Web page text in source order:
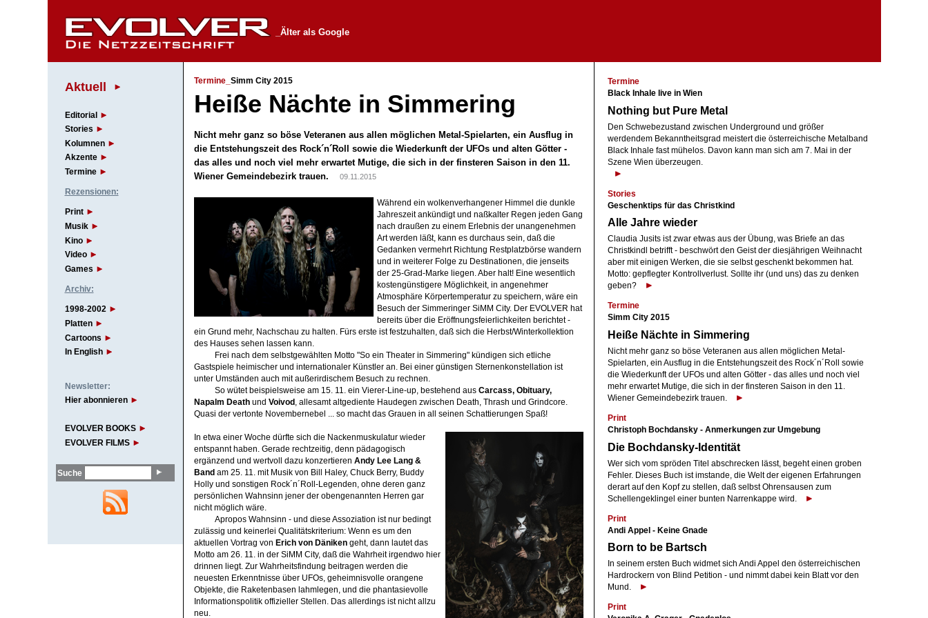
_Älter als Google
Aktuell
Editorial
Stories
Kolumnen
Akzente
Termine
Rezensionen:
Print
Musik
Kino
Video
Games
Archiv:
1998-2002
Platten
Cartoons
In English
Newsletter:
Hier abonnieren
EVOLVER BOOKS
EVOLVER FILMS
Suche
Termine_ Simm City 2015
Heiße Nächte in Simmering
Nicht mehr ganz so böse Veteranen aus allen möglichen Metal-Spielarten, ein Ausflug in
die Entstehungszeit des Rock´n´Roll sowie die Wiederkunft der UFOs und alten Götter -
das alles und noch viel mehr erwartet Mutige, die sich in der finsteren Saison in den 11.
Wiener Gemeindebezirk trauen.
09.11.2015
Während ein wolkenverhangener Himmel die dunkle
Jahreszeit ankündigt und naßkalter Regen jeden Gang
nach draußen zu einem Erlebnis der unangenehmen
Art werden läßt, kann es durchaus sein, daß die
Gedanken vermehrt Richtung Restplatzbörse wandern
und in weiterer Folge zu Destinationen, die jenseits
der 25-Grad-Marke liegen. Aber halt! Eine wesentlich
kostengünstigere Möglichkeit, in angenehmer
Atmosphäre Körpertemperatur zu speichern, wäre ein
Besuch der Simmeringer SiMM City. Der EVOLVER hat
bereits über die Eröffnungsfeierlichkeiten berichtet -
ein Grund mehr, Nachschau zu halten. Fürs erste ist festzuhalten, daß sich die Herbst/Winterkollektion
des Hauses sehen lassen kann.
Frei nach dem selbstgewählten Motto "So ein Theater in Simmering" kündigen sich etliche
Gastspiele heimischer und internationaler Künstler an. Bei einer günstigen Sternenkonstellation ist
unter Umständen auch mit außerirdischem Besuch zu rechnen.
So wütet beispielsweise am 15. 11. ein Vierer-Line-up, bestehend aus Carcass, Obituary,
Napalm Deathund Voivod
, allesamt altgediente Haudegen zwischen Death, Thrash und Grindcore.
Quasi der vertonte Novembernebel ... so macht das Grauen in all seinen Schattierungen Spaß!
In etwa einer Woche dürfte sich die Nackenmuskulatur wieder
entspannt haben. Gerade rechtzeitig, denn pädagogisch
ergänzend und wertvoll dazu konzertieren Andy Lee Lang &
Band am 25. 11. mit Musik von Bill Haley, Chuck Berry, Buddy
Holly und sonstigen Rock´n´Roll-Legenden, ohne deren ganz
persönlichen Wahnsinn jener der obengenannten Herren gar
nicht möglich wäre.
Apropos Wahnsinn - und diese Assoziation ist nur bedingt
zulässig und keinerlei Qualitätskriterium: Wenn es um den
aktuellen Vortrag von Erich von Dänikengeht, dann lautet das
Motto am 26. 11. in der SiMM City, daß die Wahrheit irgendwo hier
drinnen liegt. Zur Wahrheitsfindung beitragen werden die
neuesten Erkenntnisse über UFOs, geheimnisvolle orangene
Objekte, die Raketenbasen lahmlegen, und die phantasievolle
Informationspolitik offizieller Stellen. Das allerdings ist nicht allzu
neu.
Termine
Black Inhale live in Wien
Nothing but Pure Metal
Den Schwebezustand zwischen Underground und größer
werdendem Bekanntheitsgrad meistert die österreichische Metalband
Black Inhale fast mühelos. Davon kann man sich am 7. Mai in der
Szene Wien überzeugen.
Stories
Geschenktips für das Christkind
Alle Jahre wieder
Claudia Jusits ist zwar etwas aus der Übung, was Briefe an das
Christkindl betrifft - beschwört den Geist der diesjährigen Weihnacht
aber mit einigen Werken, die sie selbst geschenkt bekommen hat.
Motto: gepflegter Kontrollverlust. Sollte ihr (und uns) das zu denken
geben?
Termine
Simm City 2015
Heiße Nächte in Simmering
Nicht mehr ganz so böse Veteranen aus allen möglichen Metal-
Spielarten, ein Ausflug in die Entstehungszeit des Rock´n´Roll sowie
die Wiederkunft der UFOs und alten Götter - das alles und noch viel
mehr erwartet Mutige, die sich in der finsteren Saison in den 11.
Wiener Gemeindebezirk trauen.
Print
Christoph Bochdansky - Anmerkungen zur Umgebung
Die Bochdansky-Identität
Wer sich vom spröden Titel abschrecken lässt, begeht einen groben
Fehler. Dieses Buch ist imstande, die Welt der eigenen Erfahrungen
derart auf den Kopf zu stellen, daß selbst Ohrensausen zum
Schellengeklingel einer bunten Narrenkappe wird.
Print
Andi Appel - Keine Gnade
Born to be Bartsch
In seinem ersten Buch widmet sich Andi Appel den österreichischen
Hardrockern von Blind Petition - und nimmt dabei kein Blatt vor den
Mund.
Print